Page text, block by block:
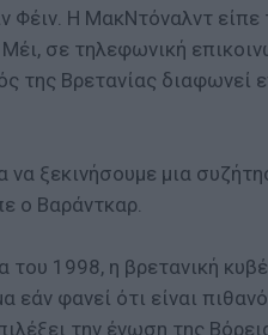
Φέιν. Η ΜακΝτόναλντ είπε
σε τηλεφωνική
της Βρετανίας διαφωνεί
ξεκινήσουμε μια
ο Βαράντκαρ.
του 1998, η βρετανική
εάν φανεί ότι είναι
την ένωση της